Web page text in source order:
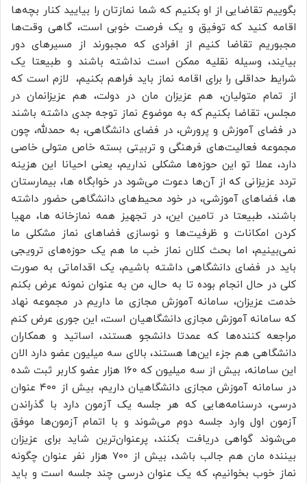
بگوییم تقاضایی از او بکنیم که شما نمازتان را بیایید کنار بچه‌ها
اقامه کنید که توفیق و یک فرصت خوبی است، گاهی وقت‌ها
مجبوریم تقاضا کنیم از افرادی که مجبورند از مسیر‌های دور
بیایند، وسیله نقلیه ممکن است نداشته باشند و طبیعتا یک
شرایط حداقلی را برای اقامه نماز باید فراهم بکنیم، لازم است که
از تمام متولیان، هم عزیزان مان در دولت، هم عزیزانمان در
مجلس، تقاضا بکنیم که به موضوع نماز توجه جدی داشته باشند
در فضای آموزش و پرورش، در فضای دانشگاهی، به حمدلله، چون
مجموعه فعالیت‌های فرهنگی و تربیتی بسته خاص متولی خاصی
دارد، عملا تو این حوزه‌ها مشکلی نداریم، یعنی احیانا این هزینه
تردد عزیزانی که از آن‌ها دعوت می‌شود در خوابگاه ها، بیمارستان
ها، فضا‌های آموزشی، در خود محیط‌های دانشگاهی حضور داشته
باشند، طبیعتا در تامین این، در تجهیز همه نمازخانه ها، مهیا
کردن امکانات و ظرفیت‌ها و نوسازی فضا‌های نماز مشکلی ما
نمی‌بینیم، اما بحث کلان نماز خب ما هم یک حوزه‌های ترویجی
باید در فضای دانشگاهی داشته باشیم، یک اقداماتی به صورت
کلی در حال انجام بوده تا به حال، من به عنوان نمونه عرض بکنم
خدمت عزیزان، سامانه آموزش مجازی ما داریم در مجموعه نهاد
که سامانه آموزش مجازی دانشگاهیان است، این جوری عرض کنم
مراجعه کننده‌ها که عمدتا دانشجو هستند، اساتید و همکاران
دانشگاهی هم جزء این‌ها هستند، بالای سه میلیون عضو دارد الان
این سامانه، بیش از سه میلیون که ۱۶۰ هزار عضو کاربر ثبت شده
در سامانه آموزش مجازی دانشگاهیان داریم، بیش از ۴۰۰ عنوان
درسی، درسنامه‌هایی که هر جلسه یک آزمون دارد با گذراندن
آزمون اول وارد جلسه دوم می‌شوند و با اتمام آزمون‌ها موفق
می‌شوند گواهی دریافت بکنند، پرعنوان‌ترین شاید برای عزیزان
بیننده مان هم جالب باشد، بیش از ۷۰۰ هزار نفر عنوان چگونه
نماز خوب بخوانیم، که یک عنوان درسی چند جلسه است و باید